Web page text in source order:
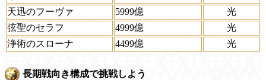
天迅のフーヴァ
5999億
光
弦聖のセラフ
4999億
光
浄術のスローナ
4499億 光
長期戦向き構成で挑戦しよう